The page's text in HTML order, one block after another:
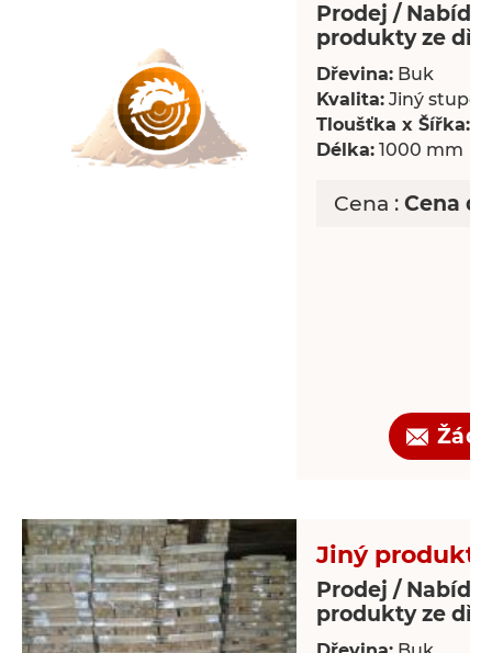
Prodej /
produkty ze
Dřevina: Buk
Kvalita: Jiný
Tloušťka x Šířka:
Délka: 1000 mm
Cena : Cena
Jiný produkt
Prodej /
produkty ze